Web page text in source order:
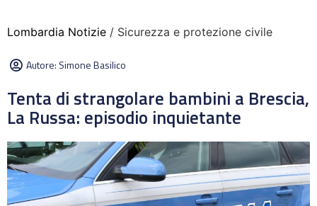
Lombardia Notizie / Sicurezza e protezione civile
Autore: Simone Basilico
Tenta di strangolare bambini a Brescia,
La Russa: episodio inquietante